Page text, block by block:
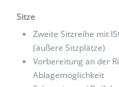
Sitze
Zweite Sitzreihe mit
(äußere Sitzplätze)
Vorbereitung an der
Ablagemöglichkeit